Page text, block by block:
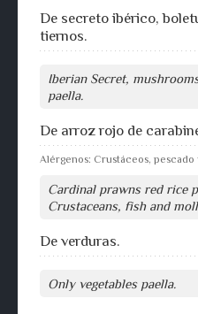
De secreto ibérico,
tiernos.
Iberian Secret,
paella.
De arroz rojo de
Alérgenos: Crustáceos, pescado
Cardinal prawns red rice
Crustaceans, fish and
De verduras.
Only vegetables paella.